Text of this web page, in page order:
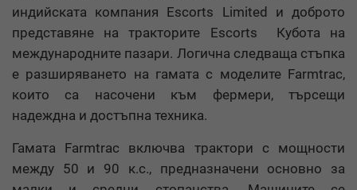
индийската компания Escorts Limited и доброто
представяне на тракторите Escorts Кубота на
международните пазари. Логична следваща стъпка
е разширяването на гамата с моделите Farmtrac,
които са насочени към фермери, търсещи
надеждна и достъпна техника.
Гамата Farmtrac включва трактори с мощности
между 50 и 90 к.с., предназначени основно за